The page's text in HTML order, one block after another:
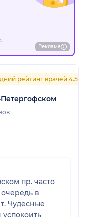
Реклама
рейтинг врачей 4.5
Петергофском
пр. часто
в
Чудесные